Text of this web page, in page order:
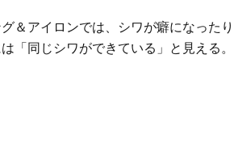
＆アイロンでは、シワが癖になったり
「同じシワができている」と見える。